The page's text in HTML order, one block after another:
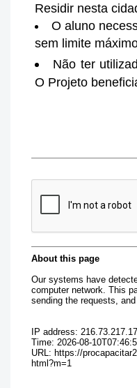
Residir nesta
O aluno
sem limite
Não ter
O Projeto